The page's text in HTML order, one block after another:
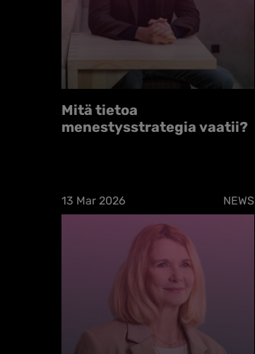
Mitä tietoa
menestysstrategia vaatii?
13 Mar 2026 NEWS